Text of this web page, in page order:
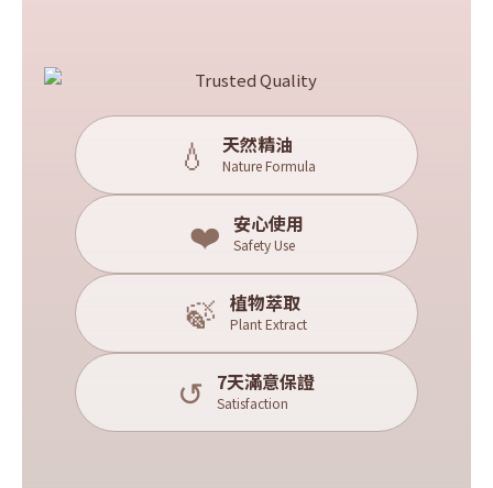
💧 天然精油
Nature Formula
❤️ 安心使用
Safety Use
🍃 植物萃取
Plant Extract
↺ 7天滿意保證
Satisfaction